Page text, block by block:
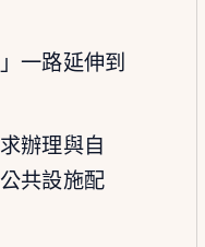
一路延伸到
辦理與自
共設施配